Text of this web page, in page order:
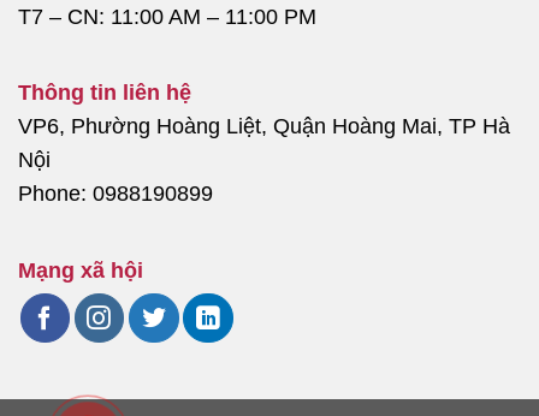
T7 – CN: 11:00 AM – 11:00 PM
Thông tin liên hệ
VP6, Phường Hoàng Liệt, Quận Hoàng Mai, TP Hà
Nội
Phone: 0988190899
Mạng xã hội